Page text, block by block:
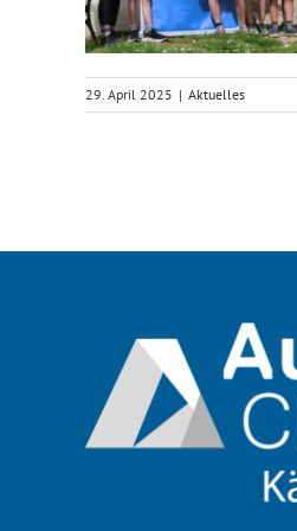
29. April 2025 | Aktuelles